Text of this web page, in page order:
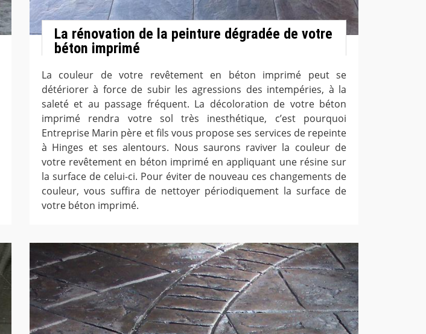
La rénovation de la peinture dégradée de votre
béton imprimé
La couleur de votre revêtement en béton imprimé peut se
détériorer à force de subir les agressions des intempéries, à la
saleté et au passage fréquent. La décoloration de votre béton
imprimé rendra votre sol très inesthétique, c’est pourquoi
Entreprise Marin père et fils vous propose ses services de repeinte
à Hinges et ses alentours. Nous saurons raviver la couleur de
votre revêtement en béton imprimé en appliquant une résine sur
la surface de celui-ci. Pour éviter de nouveau ces changements de
couleur, vous suffira de nettoyer périodiquement la surface de
votre béton imprimé.